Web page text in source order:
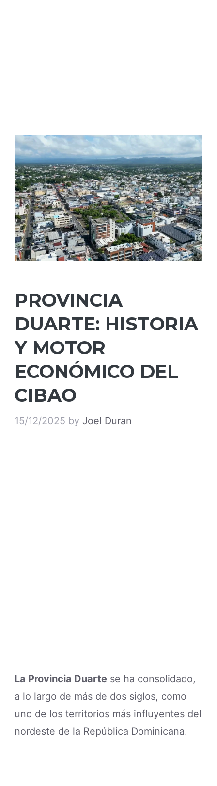
PROVINCIA
DUARTE: HISTORIA
Y MOTOR
ECONÓMICO DEL
CIBAO
15/12/2025 by Joel Duran
La Provincia Duarte se ha consolidado,
a lo largo de más de dos siglos, como
uno de los territorios más influyentes del
nordeste de la República Dominicana.